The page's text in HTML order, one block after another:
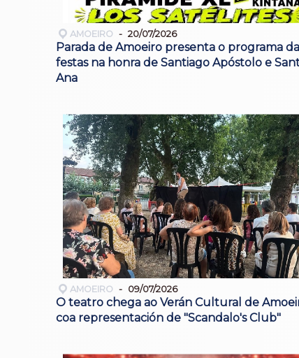
AMOEIRO 20/07/2026
Parada de Amoeiro presenta o programa
festas na honra de Santiago Apóstolo e
Ana
AMOEIRO 09/07/2026
O teatro chega ao Verán Cultural de
coa representación de "Scandalo's Club"